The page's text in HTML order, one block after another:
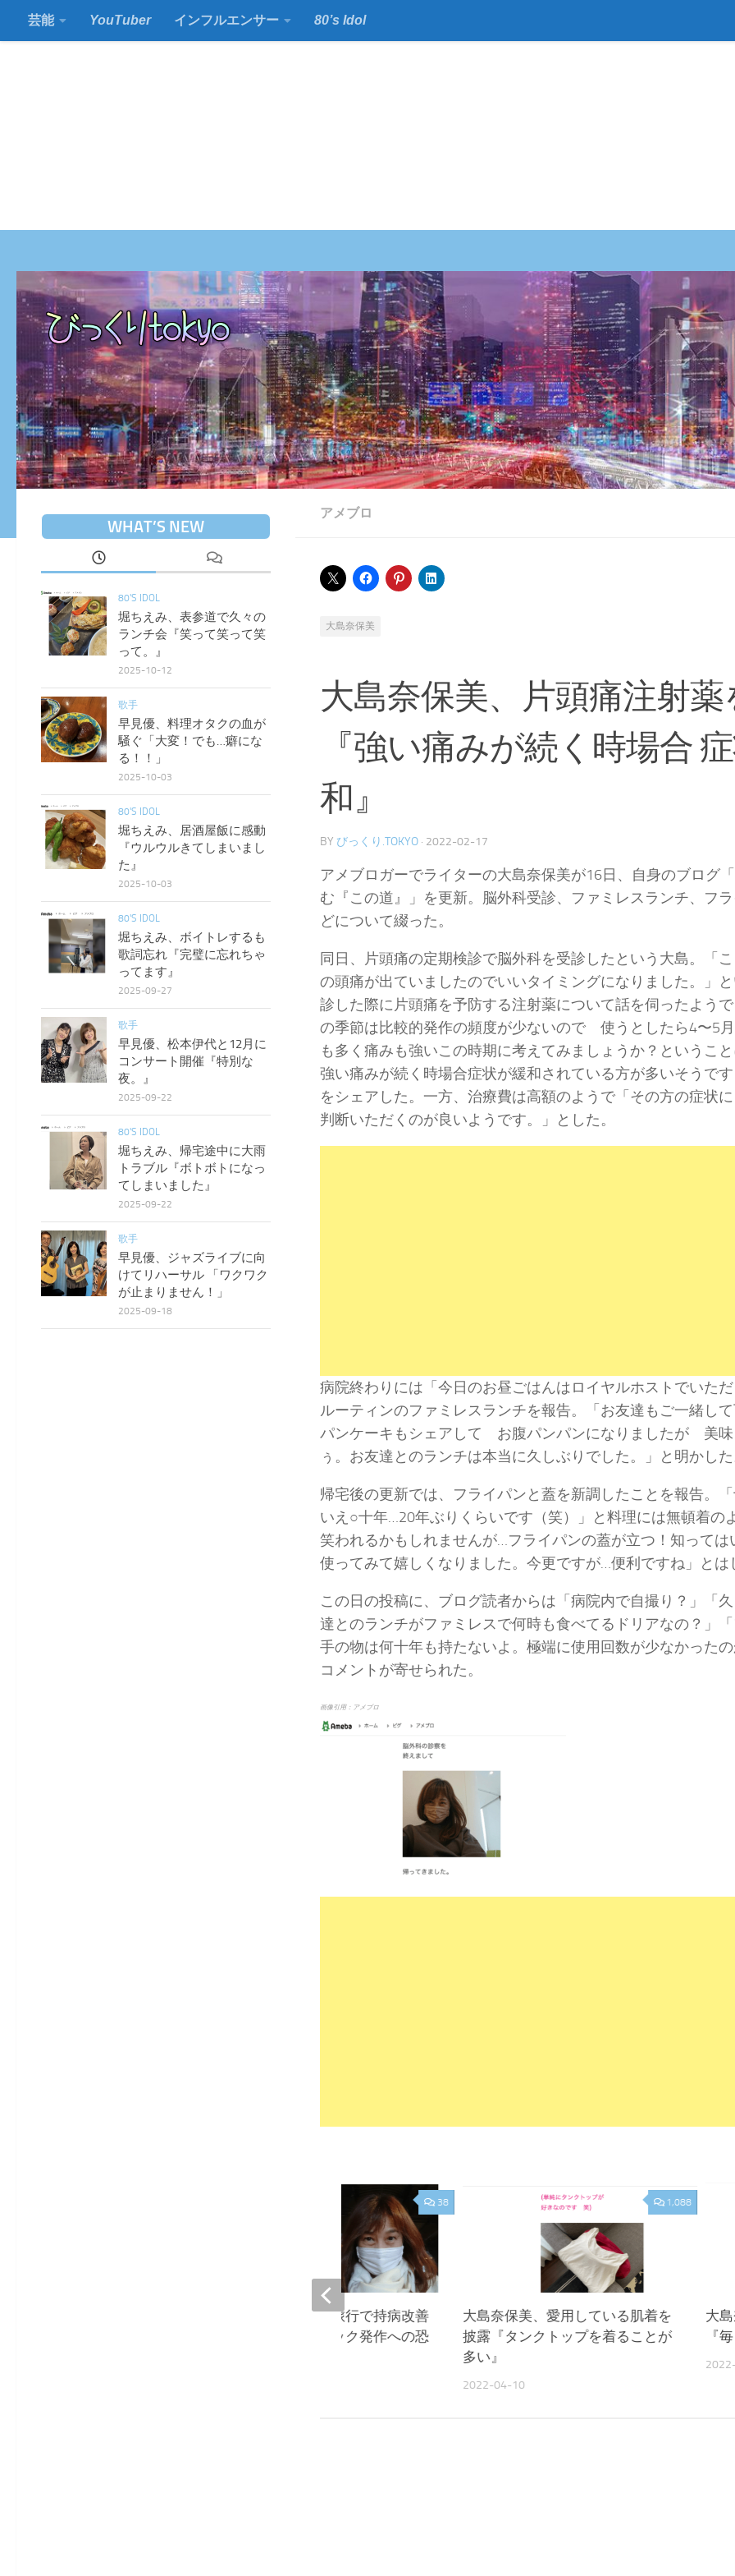
コンテンツの下
芸能 YouTuber インフルエンサー 80’s Idol
アメブロ
大島奈保美
大島奈保美、片頭痛注射薬
『強い痛みが続く時場合
和』
BY びっくり.TOKYO · 2022-02-17
アメブロガーでライターの大島奈保美が16日、自身のブログ
む『この道』」を更新。脳外科受診、ファミレスランチ、フ
どについて綴った。
同日、片頭痛の定期検診で脳外科を受診したという大島。「
の頭痛が出ていましたのでいいタイミングになりました。」
診した際に片頭痛を予防する注射薬について話を伺ったよう
の季節は比較的発作の頻度が少ないので 使うとしたら4〜5
も多く痛みも強いこの時期に考えてみましょうか？というこ
強い痛みが続く時場合症状が緩和されている方が多いそうで
をシェアした。一方、治療費は高額のようで「その方の症状
判断いただくのが良いようです。」とした。
病院終わりには「今日のお昼ごはんはロイヤルホストでいた
ルーティンのファミレスランチを報告。「お友達もご一緒
パンケーキもシェアして お腹パンパンになりましたが 美味
ぅ。お友達とのランチは本当に久しぶりでした。」と明かし
帰宅後の更新では、フライパンと蓋を新調したことを報告。
いえ○十年…20年ぶりくらいです（笑）」と料理には無頓着の
笑われるかもしれませんが…フライパンの蓋が立つ！知っては
使ってみて嬉しくなりました。今更ですが…便利ですね」とは
この日の投稿に、ブログ読者からは「病院内で自撮り？」「
達とのランチがファミレスで何時も食べてるドリアなの？」
手の物は何十年も持たないよ。極端に使用回数が少なかった
コメントが寄せられた。
画像引用：アメブロ
1,088
大島奈保美、愛用している肌着を
披露『タンクトップを着ることが
多い』
2022-04-10
大
『
38
大島奈保美、プチ旅行で持病改善
『頭痛も軽くパニック発作への恐
WHAT’S NEW
80'S IDOL
堀ちえみ、表参道で久々の
ランチ会『笑って笑って笑
って。』
2025-10-12
歌手
早見優、料理オタクの血が
騒ぐ「大変！でも…癖にな
る！！」
2025-10-03
80'S IDOL
堀ちえみ、居酒屋飯に感動
『ウルウルきてしまいまし
た』
2025-10-03
80'S IDOL
堀ちえみ、ボイトレするも
歌詞忘れ『完璧に忘れちゃ
ってます』
2025-09-27
歌手
早見優、松本伊代と12月に
コンサート開催『特別な
夜。』
2025-09-22
80'S IDOL
堀ちえみ、帰宅途中に大雨
トラブル『ボトボトになっ
てしまいました』
2025-09-22
歌手
早見優、ジャズライブに向
けてリハーサル 「ワクワク
が止まりません！」
2025-09-18